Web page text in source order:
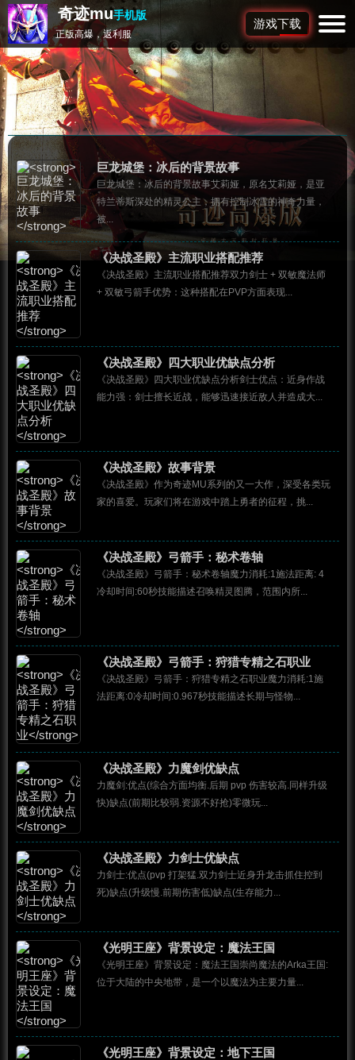
奇迹mu手机版
正版高爆，返利服
游戏下载
巨龙城堡：冰后的背景故事
巨龙城堡：冰后的背景故事艾莉娅，原名艾莉娅，是亚
特兰蒂斯深处的精灵公主，拥有控制冰雪的神奇力量，
被...
《决战圣殿》主流职业搭配推荐
《决战圣殿》主流职业搭配推荐双力剑士 + 双敏魔法师
+ 双敏弓箭手优势：这种搭配在PVP方面表现...
《决战圣殿》四大职业优缺点分析
《决战圣殿》四大职业优缺点分析剑士优点：近身作战
能力强：剑士擅长近战，能够迅速接近敌人并造成大...
《决战圣殿》故事背景
《决战圣殿》作为奇迹MU系列的又一大作，深受各类玩
家的喜爱。玩家们将在游戏中踏上勇者的征程，挑...
《决战圣殿》弓箭手：秘术卷轴
《决战圣殿》弓箭手：秘术卷轴魔力消耗:1施法距离: 4
冷却时间:60秒技能描述召唤精灵图腾，范围内所...
《决战圣殿》弓箭手：狩猎专精之石职业
《决战圣殿》弓箭手：狩猎专精之石职业魔力消耗:1施
法距离:0冷却时间:0.967秒技能描述长期与怪物...
《决战圣殿》力魔剑优缺点
力魔剑:优点(综合方面均衡.后期 pvp 伤害较高.同样升级
快)缺点(前期比较弱.资源不好抢)零微玩...
《决战圣殿》力剑士优缺点
力剑士:优点(pvp 打架猛.双力剑士近身升龙击抓住控到
死)缺点(升级慢.前期伤害低)缺点(生存能力...
《光明王座》背景设定：魔法王国
《光明王座》背景设定：魔法王国崇尚魔法的Arka王国:
位于大陆的中央地带，是一个以魔法为主要力量...
《光明王座》背景设定：地下王国